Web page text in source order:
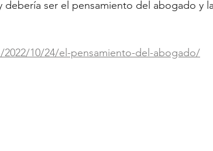
debería ser el pensamiento del abogado y
10/24/el-pensamiento-del-abogado/